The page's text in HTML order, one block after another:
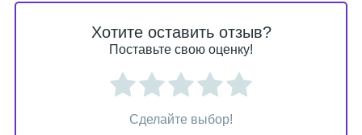
Хотите оставить отзыв?
Поставьте свою оценку!
Сделайте выбор!